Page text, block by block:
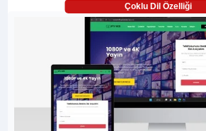
Çoklu Dil Özelliği